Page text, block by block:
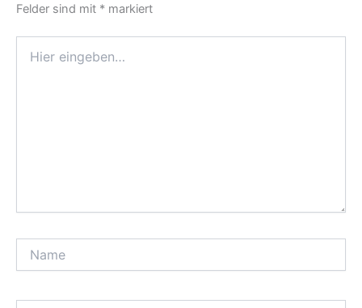
Felder sind mit * markiert
eingeben…